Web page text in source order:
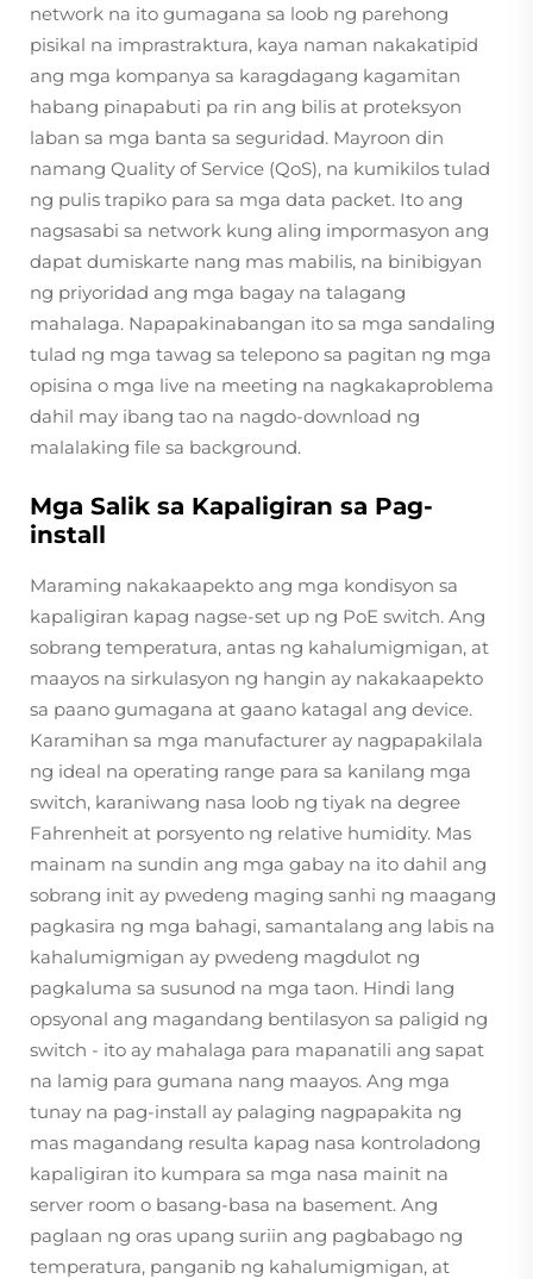
network na ito gumagana sa loob ng parehong
pisikal na imprastraktura, kaya naman nakakatipid
ang mga kompanya sa karagdagang kagamitan
habang pinapabuti pa rin ang bilis at proteksyon
laban sa mga banta sa seguridad. Mayroon din
namang Quality of Service (QoS), na kumikilos tulad
ng pulis trapiko para sa mga data packet. Ito ang
nagsasabi sa network kung aling impormasyon ang
dapat dumiskarte nang mas mabilis, na binibigyan
ng priyoridad ang mga bagay na talagang
mahalaga. Napapakinabangan ito sa mga sandaling
tulad ng mga tawag sa telepono sa pagitan ng mga
opisina o mga live na meeting na nagkakaproblema
dahil may ibang tao na nagdo-download ng
malalaking file sa background.
Mga Salik sa Kapaligiran sa Pag-
install
Maraming nakakaapekto ang mga kondisyon sa
kapaligiran kapag nagse-set up ng PoE switch. Ang
sobrang temperatura, antas ng kahalumigmigan, at
maayos na sirkulasyon ng hangin ay nakakaapekto
sa paano gumagana at gaano katagal ang device.
Karamihan sa mga manufacturer ay nagpapakilala
ng ideal na operating range para sa kanilang mga
switch, karaniwang nasa loob ng tiyak na degree
Fahrenheit at porsyento ng relative humidity. Mas
mainam na sundin ang mga gabay na ito dahil ang
sobrang init ay pwedeng maging sanhi ng maagang
pagkasira ng mga bahagi, samantalang ang labis na
kahalumigmigan ay pwedeng magdulot ng
pagkaluma sa susunod na mga taon. Hindi lang
opsyonal ang magandang bentilasyon sa paligid ng
switch - ito ay mahalaga para mapanatili ang sapat
na lamig para gumana nang maayos. Ang mga
tunay na pag-install ay palaging nagpapakita ng
mas magandang resulta kapag nasa kontroladong
kapaligiran ito kumpara sa mga nasa mainit na
server room o basang-basa na basement. Ang
paglaan ng oras upang suriin ang pagbabago ng
temperatura, panganib ng kahalumigmigan, at